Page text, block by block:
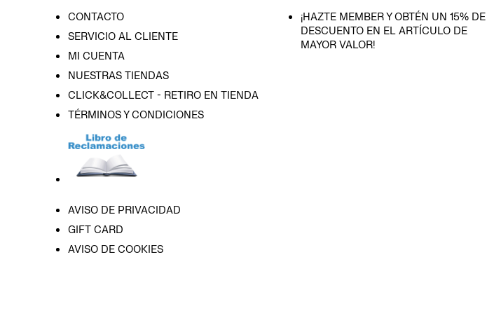
CONTACTO
SERVICIO AL CLIENTE
MI CUENTA
NUESTRAS TIENDAS
CLICK&COLLECT - RETIRO EN TIENDA
TÉRMINOS Y CONDICIONES
AVISO DE PRIVACIDAD
GIFT CARD
AVISO DE COOKIES
¡HAZTE MEMBER Y OBTÉN UN 15% DE
DESCUENTO EN EL ARTÍCULO DE
MAYOR VALOR!